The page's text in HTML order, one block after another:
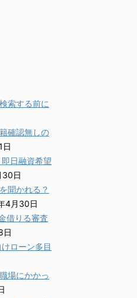
索する前に
確認無しの
日
日融資希望
30日
聞かれる？
4月30日
借りる審査
日
ローン多目
場にかかっ